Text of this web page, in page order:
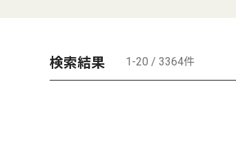
検索結果 1-20 / 3364件